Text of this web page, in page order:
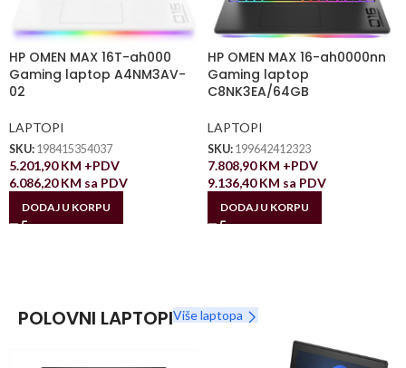
HP OMEN MAX 16T-ah000
Gaming laptop A4NM3AV-
02
LAPTOPI
SKU: 198415354037
5.201,90KM +PDV
6.086,20KM sa PDV
DODAJ U KORPU
HP OMEN MAX 16-ah0000nn
Gaming laptop
C8NK3EA/64GB
LAPTOPI
SKU: 199642412323
7.808,90KM +PDV
9.136,40KM sa PDV
DODAJ U KORPU
POLOVNI LAPTOPIViše laptopa